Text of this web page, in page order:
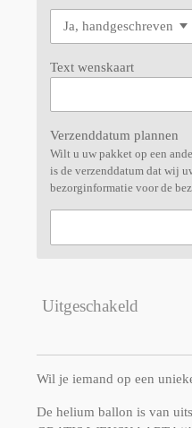
Text wenskaart
Verzenddatum plannen
Wilt u uw pakket op een
is de verzenddatum dat wij
bezorginformatie voor de
Uitgeschakeld
Wil je iemand op een
De helium ballon is van